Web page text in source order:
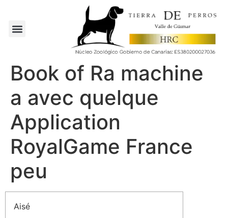
Book of Ra machine
a avec quelque
Application
RoyalGame France
peu
Aisé